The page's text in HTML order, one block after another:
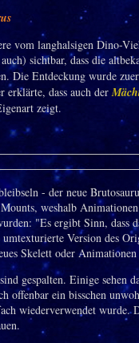
vom langhalsigen Dino-
sichtbar, dass die
Die Entdeckung wurde
erklärte, dass auch der
zeigt.
- der neue
weshalb
"Es ergibt Sinn, dass
Version des
Skelett oder
gespalten. Einige sehen
offenbar ein bisschen
wiederverwendet wurde.